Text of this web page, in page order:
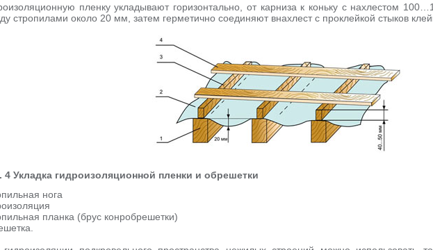
пленку укладывают горизонтально, от карниза к коньку с нахлестом
стропилами около 20 мм, затем герметично соединяют внахлест с проклейкой стыков
4 Укладка гидроизоляционной пленки и обрешетки
нога
планка (брус конробрешетки)